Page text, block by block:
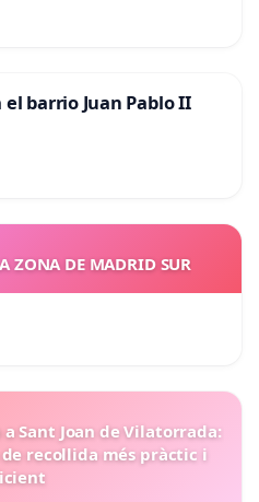
barrio Juan Pablo II
ZONA DE MADRID SUR
Sant Joan de Vilatorrada:
recollida més pràctic i